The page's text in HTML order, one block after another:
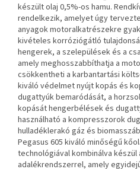
készült olaj 0,5%-os hamu.
rendelkezik, amelyet úgy
anyagok motoralkatrészekre
kivételes korróziógátló
hengerek, a szelepülések és a
amelymeghosszabbíthatja a
csökkentheti a karbantartási
kiváló védelmet nyújtkopás és
dugattyúk bemaródását, a
kopásáthengerbélések és
használható a kompresszorok
hulladéklerakó gáz és
Pegasus 605 kiváló minőségű
technológiával kombinálva készül
adalékrendszerrel, amely